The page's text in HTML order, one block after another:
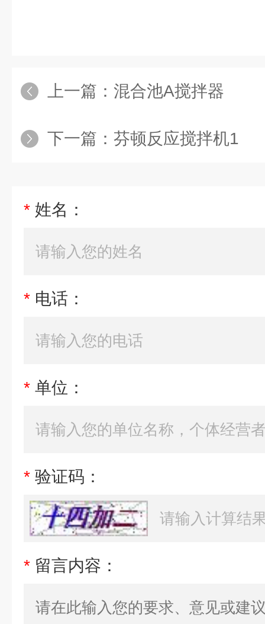
上一篇： 混合池A搅拌器
下一篇： 芬顿反应搅拌机1
* 姓名：
* 电话：
* 单位：
* 验证码：
* 留言内容：